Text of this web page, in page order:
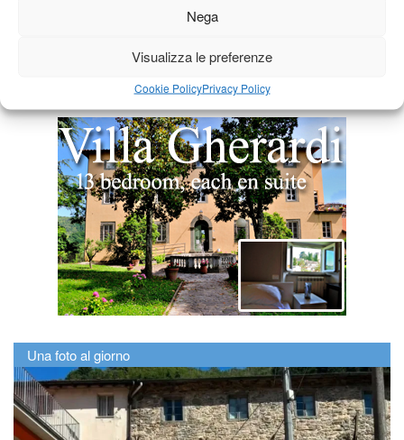
Nega
Visualizza le preferenze
Cookie PolicyPrivacy Policy
Una foto al giorno